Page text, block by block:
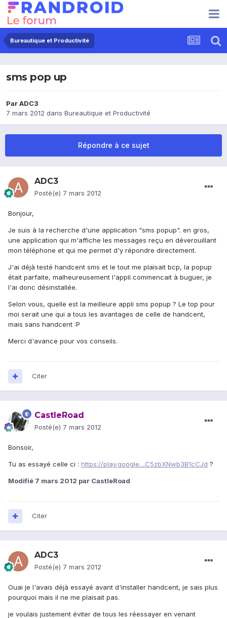
Bureautique et Productivité
sms pop up
ParADC3
7 mars 2012 dans Bureautique et Productivité
Répondre à ce sujet
ADC3
Posté(e) 7 mars 2012
Bonjour,
Je suis à la recherche d'une application "sms popup". en gros,
une application qui m'affiche les messages reçu en déverouillant
mon téléphone et qui me permet d'y répondre directement.
J'ai déjà testé handcent sms et le tout me plaisait bcp, la popup
était parfaite, malheureusement l'appli commencait à buguer, je
l'ai donc désinstallée.
Selon vous, quelle est la meilleure appli sms popup ? Le top pour
moi serait une qui a tous les avantages de celle de handcent,
mais sans handcent :P
Merci d'avance pour vos conseils.
Citer
CastleRoad
Posté(e) 7 mars 2012
Bonsoir,
Tu as essayé celle ci : https://play.google....C5zbXNwb3B1cCJd ?
Modifié 7 mars 2012 par CastleRoad
Citer
ADC3
Posté(e) 7 mars 2012
Ouai je l'avais déjà essayé avant d'installer handcent, je sais plus
pourquoi mais il ne me plaisait pas.
je voulais justement éviter de tous les réessayer en venant